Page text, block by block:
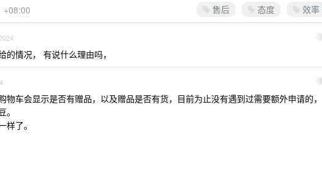
售后 态度 效率
+08:00
1
情况， 有说什么理由吗，
2
物车会显示是否有赠品，以及赠品是否有货，目前为止没有遇到过需要额外申请的，
了。